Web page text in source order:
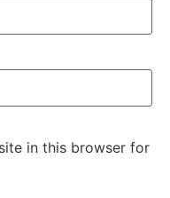
in this browser for